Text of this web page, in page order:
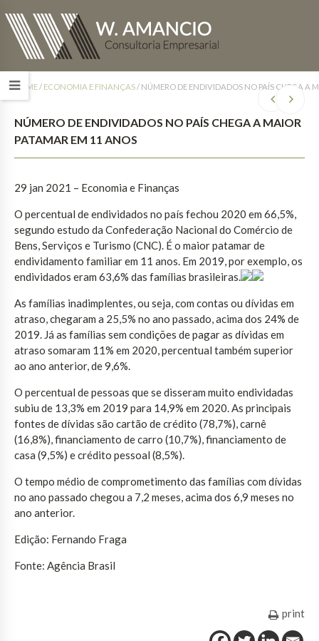
HOME/ ECONOMIA E FINANÇAS/ NÚMERO DE ENDIVIDADOS NO PAÍS CHEGA A
NÚMERO DE ENDIVIDADOS NO PAÍS CHEGA A MAIOR
PATAMAR EM 11 ANOS
29 jan 2021 – Economia e Finanças
O percentual de endividados no país fechou 2020 em 66,5%,
segundo estudo da Confederação Nacional do Comércio de
Bens, Serviços e Turismo (CNC). É o maior patamar de
endividamento familiar em 11 anos. Em 2019, por exemplo, os
endividados eram 63,6% das famílias brasileiras.
As famílias inadimplentes, ou seja, com contas ou dívidas em
atraso, chegaram a 25,5% no ano passado, acima dos 24% de
2019. Já as famílias sem condições de pagar as dívidas em
atraso somaram 11% em 2020, percentual também superior
ao ano anterior, de 9,6%.
O percentual de pessoas que se disseram muito endividadas
subiu de 13,3% em 2019 para 14,9% em 2020. As principais
fontes de dívidas são cartão de crédito (78,7%), carnê
(16,8%), financiamento de carro (10,7%), financiamento de
casa (9,5%) e crédito pessoal (8,5%).
O tempo médio de comprometimento das famílias com dívidas
no ano passado chegou a 7,2 meses, acima dos 6,9 meses no
ano anterior.
Edição: Fernando Fraga
Fonte: Agência Brasil
print